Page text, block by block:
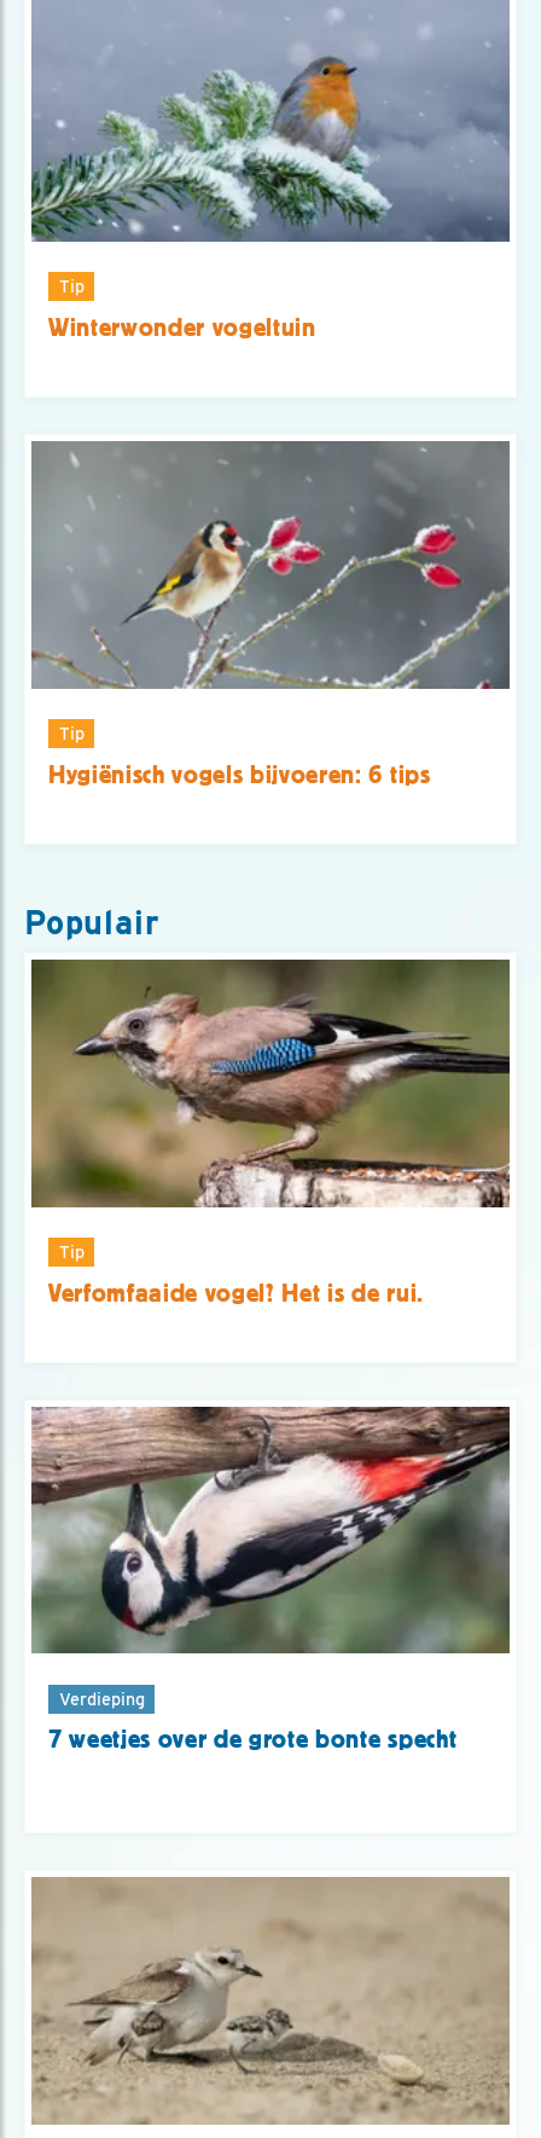
Tip
Winterwonder vogeltuin
Tip
Hygiënisch vogels bijvoeren: 6 tips
Populair
Tip
Verfomfaaide vogel? Het is de rui.
Verdieping
7 weetjes over de grote bonte specht